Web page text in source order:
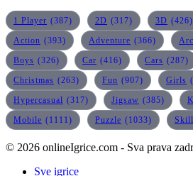
1 Player (387) 2D (317) 3D (426)
Action (393) Adventure (366)
Boys (326) Car (416) Cars (287)
Christmas (263) Fun (907) Girls
Hypercasual (317) Jigsaw (385)
Mobile (1111) Puzzle (1033) Skill
© 2026 onlineIgrice.com - Sva prava
Sve igrice